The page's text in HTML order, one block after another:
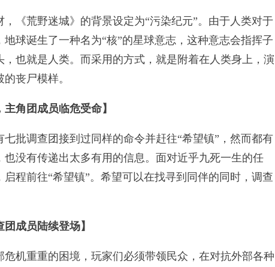
荒野迷城》的背景设定为“污染纪元”。由于人类对于
球诞生了一种名为“核”的星球意志，这种意志会指挥子
也就是人类。而采用的方式，就是附着在人类身上，演
丧尸模样。
角团成员临危受命】
调查团接到过同样的命令并赶往“希望镇”，然而都有
没有传递出太多有用的信息。面对近乎九死一生的任
程前往“希望镇”。希望可以在找寻到同伴的同时，调查
成员陆续登场】
重重的困境，玩家们必须带领民众，在对抗外部各种